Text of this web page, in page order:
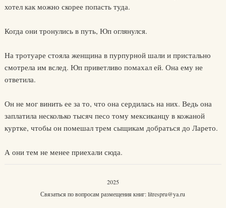
хотел как можно скорее попасть туда.
Когда они тронулись в путь, Юп оглянулся.
На тротуаре стояла женщина в пурпурной шали и пристально
смотрела им вслед. Юп приветливо помахал ей. Она ему не
ответила.
Он не мог винить ее за то, что она сердилась на них. Ведь она
заплатила несколько тысяч песо тому мексиканцу в кожаной
куртке, чтобы он помешал трем сыщикам добраться до Ларето.
А они тем не менее приехали сюда.
2025
Связаться по вопросам размещения книг:litrespru@ya.ru